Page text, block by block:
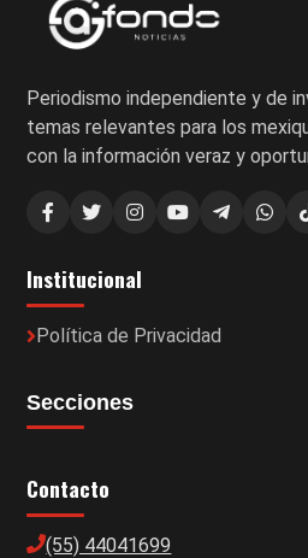
Periodismo independiente y de
temas relevantes para los
con la información veraz y
Institucional
Política de Privacidad
Secciones
Contacto
(55) 44041699